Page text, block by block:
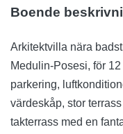
Boende
Arkitektvilla nära
Medulin-Posesi, för
parkering,
värdeskåp, stor
takterrass med en